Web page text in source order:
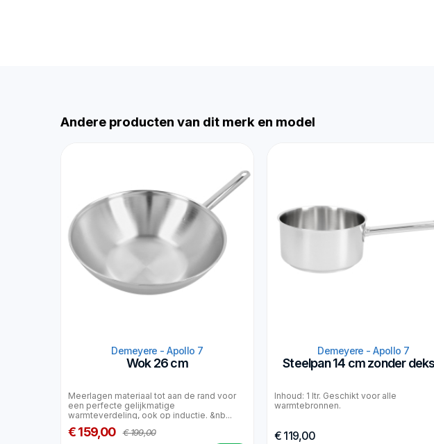
Andere producten van dit merk en model
Demeyere - Apollo 7
Wok 26 cm
Meerlagen materiaal tot aan de rand voor
een perfecte gelijkmatige
warmteverdeling, ook op inductie. &nb...
€ 159,00 € 199,00
Demeyere - Apollo 7
Steelpan 14 cm zonder
Inhoud: 1 ltr. Geschikt voor alle
warmtebronnen.
€ 119,00